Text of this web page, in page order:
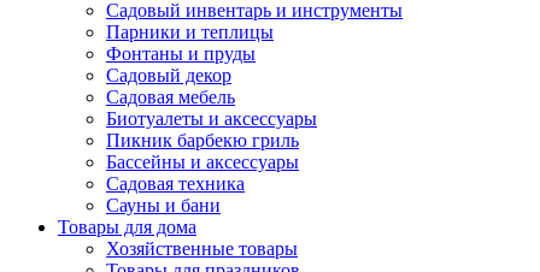
Садовый инвентарь и инструменты
Парники и теплицы
Фонтаны и пруды
Садовый декор
Садовая мебель
Биотуалеты и аксессуары
Пикник барбекю гриль
Бассейны и аксессуары
Садовая техника
Сауны и бани
Товары для дома
Хозяйственные товары